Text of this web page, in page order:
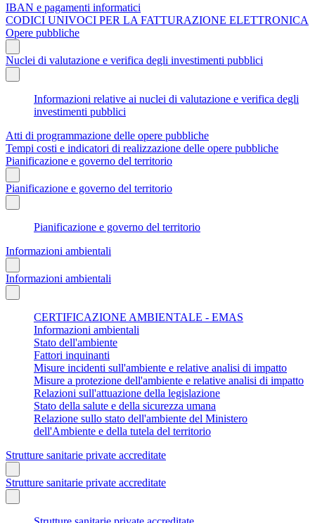
IBAN e pagamenti informatici
CODICI UNIVOCI PER LA FATTURAZIONE ELETTRONICA
Opere pubbliche
Nuclei di valutazione e verifica degli investimenti pubblici
Informazioni relative ai nuclei di valutazione e verifica degli
investimenti pubblici
Atti di programmazione delle opere pubbliche
Tempi costi e indicatori di realizzazione delle opere pubbliche
Pianificazione e governo del territorio
Pianificazione e governo del territorio
Pianificazione e governo del territorio
Informazioni ambientali
Informazioni ambientali
CERTIFICAZIONE AMBIENTALE - EMAS
Informazioni ambientali
Stato dell'ambiente
Fattori inquinanti
Misure incidenti sull'ambiente e relative analisi di impatto
Misure a protezione dell'ambiente e relative analisi di impatto
Relazioni sull'attuazione della legislazione
Stato della salute e della sicurezza umana
Relazione sullo stato dell'ambiente del Ministero
dell'Ambiente e della tutela del territorio
Strutture sanitarie private accreditate
Strutture sanitarie private accreditate